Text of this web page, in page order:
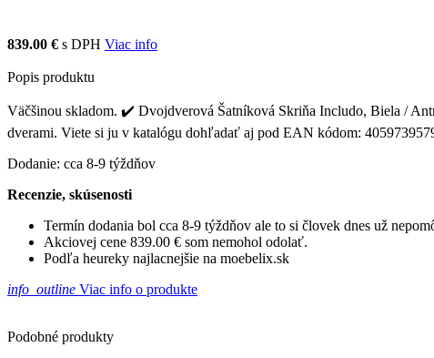
839.00 € s DPH Viac info
Popis produktu
Väčšinou skladom. ✔️ Dvojdverová Šatníková Skriňa Includo, Biela /
dverami. Viete si ju v katalógu dohľadať aj pod EAN kódom:
Dodanie: cca 8-9 týždňov
Recenzie, skúsenosti
Termín dodania bol cca 8-9 týždňov ale to si človek dnes už
Akciovej cene 839.00 € som nemohol odolať.
Podľa heureky najlacnejšie na moebelix.sk
info_outline Viac info o produkte
Podobné produkty